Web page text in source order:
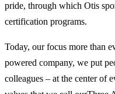
pride, through which Otis
certification programs.
Today, our focus more than
powered company, we put
colleagues – at the center of